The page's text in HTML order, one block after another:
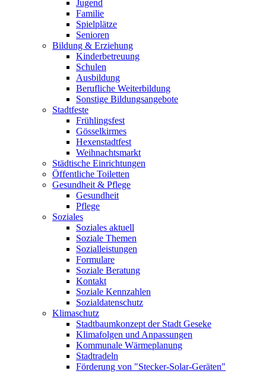
Jugend
Familie
Spielplätze
Senioren
Bildung & Erziehung
Kinderbetreuung
Schulen
Ausbildung
Berufliche Weiterbildung
Sonstige Bildungsangebote
Stadtfeste
Frühlingsfest
Gösselkirmes
Hexenstadtfest
Weihnachtsmarkt
Städtische Einrichtungen
Öffentliche Toiletten
Gesundheit & Pflege
Gesundheit
Pflege
Soziales
Soziales aktuell
Soziale Themen
Sozialleistungen
Formulare
Soziale Beratung
Kontakt
Soziale Kennzahlen
Sozialdatenschutz
Klimaschutz
Stadtbaumkonzept der Stadt Geseke
Klimafolgen und Anpassungen
Kommunale Wärmeplanung
Stadtradeln
Förderung von "Stecker-Solar-Geräten"